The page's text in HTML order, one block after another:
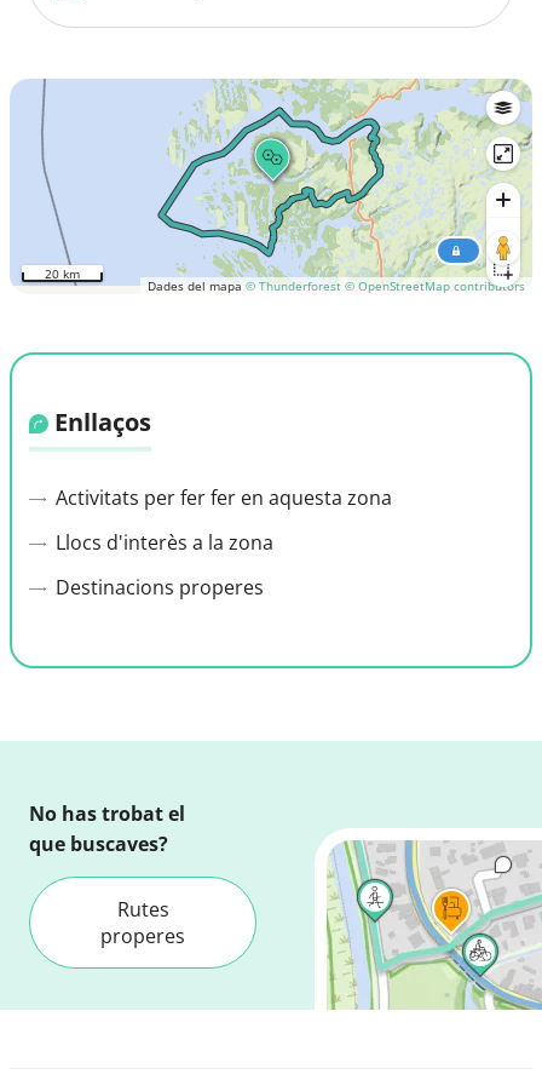
Dades del mapa© Thunderforest © OpenStreetMap contributors
20 km
Enllaços
Activitats per fer fer en aquesta zona
Llocs d'interès a la zona
Destinacions properes
No has trobat el
que buscaves?
Rutes
properes